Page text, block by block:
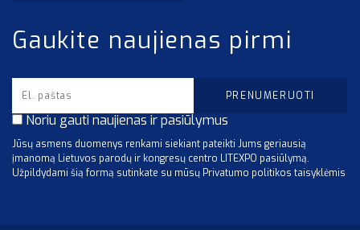
Gaukite naujienas pirmi
Noriu gauti naujienas ir pasiūlymus
Jūsų asmens duomenys renkami siekiant pateikti Jums geriausią
įmanomą Lietuvos parodų ir kongresų centro LITEXPO pasiūlymą.
Užpildydami šią formą sutinkate su mūsų Privatumo politikos taisyklėmis